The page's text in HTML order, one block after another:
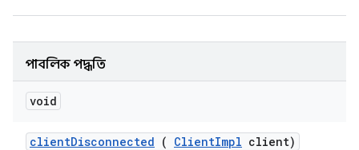
পাবলিক পদ্ধতি
void
clientDisconnected ( ClientImpl client)